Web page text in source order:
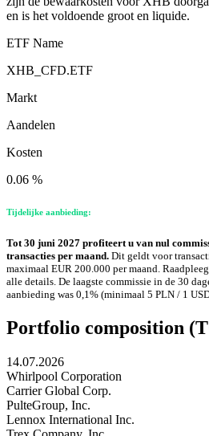
en is het voldoende groot en liquide.
ETF Name
XHB_CFD.ETF
Markt
Aandelen
Kosten
0.06 %
Tijdelijke aanbieding:
Tot 30 juni 2027 profiteert u van nul
transacties per maand. Dit geldt voor
maximaal EUR 200.000 per maand.
alle details. De laagste commissie in de 30
aanbieding was 0,1% (minimaal 5 PLN / 1
Portfolio composition
14.07.2026
Whirlpool Corporation
Carrier Global Corp.
PulteGroup, Inc.
Lennox International Inc.